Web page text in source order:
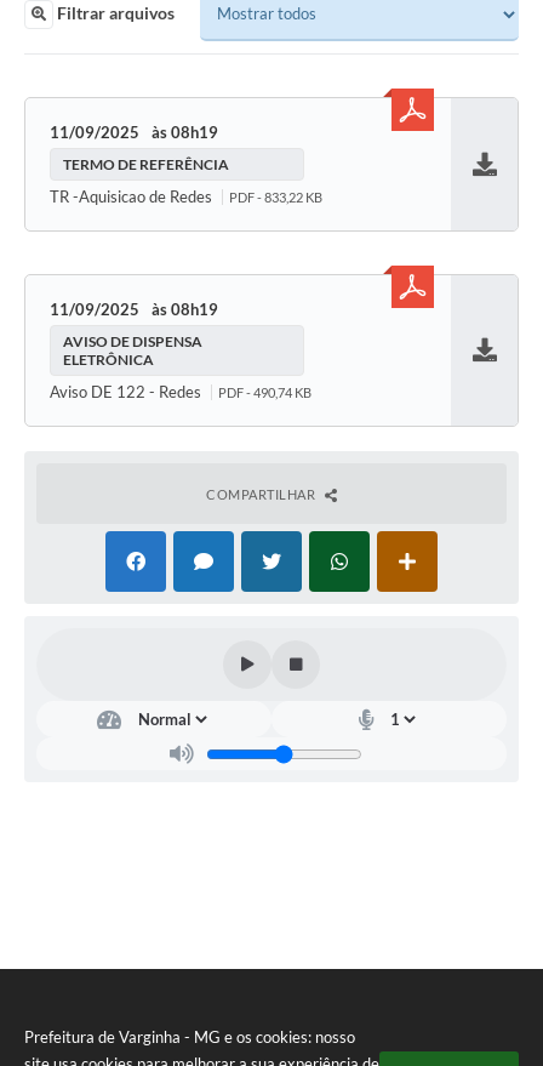
Prefeitura de Varginha - MG e os cookies: nosso
Filtrar arquivos
11/09/2025 08h19
TERMO DE REFERÊNCIA
TR -Aquisicao de Redes PDF - 833,22 KB
11/09/2025 08h19
AVISO DE DISPENSA
ELETRÔNICA
Aviso DE 122 - Redes PDF - 490,74 KB
COMPARTILHAR